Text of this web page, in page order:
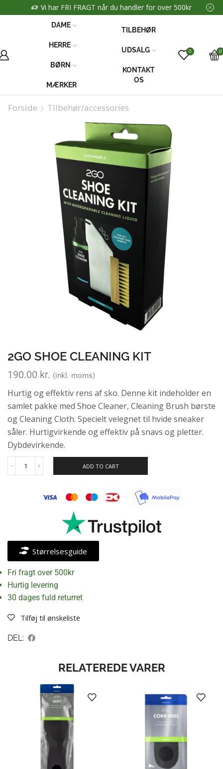
Vi har FRI FRAGT når du handler for over 500kr
DAME
HERRE
BØRN
MÆRKER
TILBEHØR
UDSALG
KONTAKT
OS
0 0
Forside Tilbehør/accessories
2GO SHOE CLEANING KIT
190.00 kr. (inkl. moms)
Hurtig og effektiv rens af sko. Denne kit indeholder en
samlet pakke med Shoe Cleaner, Cleaning Brush børste
og Cleaning Cloth. Specielt velegnet til hvide sneaker
såler. Hurtigvirkende og effektiv på snavs og pletter.
Dybdevirkende.
ADD TO CART
Størrelsesguide
Fri fragt over 500kr
Hurtig levering
30 dages fuld returret
Tilføj til ønskeliste
DEL:
RELATEREDE VARER